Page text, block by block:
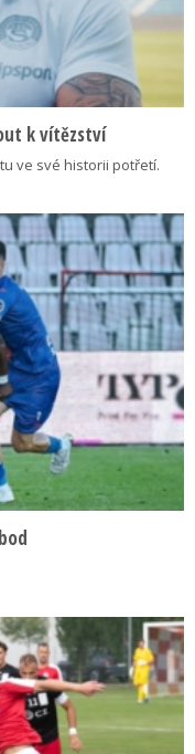
k vítězství
ve své historii potřetí.